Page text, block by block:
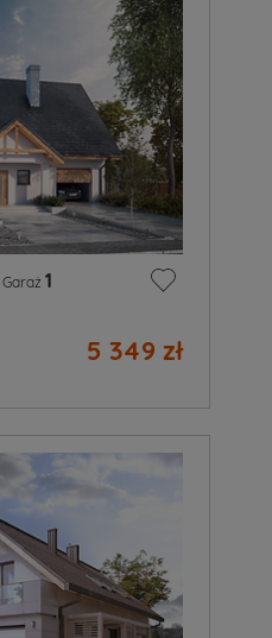
Garaż 1
5 349 zł